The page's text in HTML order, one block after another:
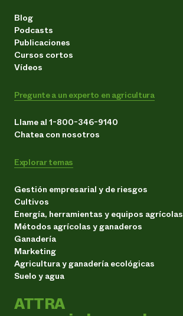
Blog
Podcasts
Publicaciones
Cursos cortos
Vídeos
Pregunte a un experto en agricultura
Llame al 1-800-346-9140
Chatea con nosotros
Explorar temas
Gestión empresarial y de riesgos
Cultivos
Energía, herramientas y equipos agrícolas
Métodos agrícolas y ganaderos
Ganadería
Marketing
Agricultura y ganadería ecológicas
Suelo y agua
ATTRA